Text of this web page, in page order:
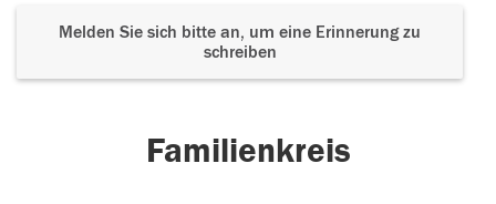
Melden Sie sich bitte an, um eine Erinnerung zu
schreiben
Familienkreis